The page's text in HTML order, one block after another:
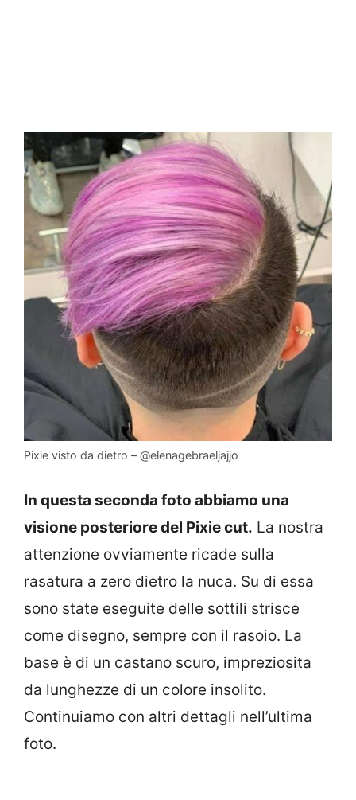
Pixie visto da dietro – @elenagebraeljajjo
In questa seconda foto abbiamo una
visione posteriore del Pixie cut. La nostra
attenzione ovviamente ricade sulla
rasatura a zero dietro la nuca. Su di essa
sono state eseguite delle sottili strisce
come disegno, sempre con il rasoio. La
base è di un castano scuro, impreziosita
da lunghezze di un colore insolito.
Continuiamo con altri dettagli nell’ultima
foto.